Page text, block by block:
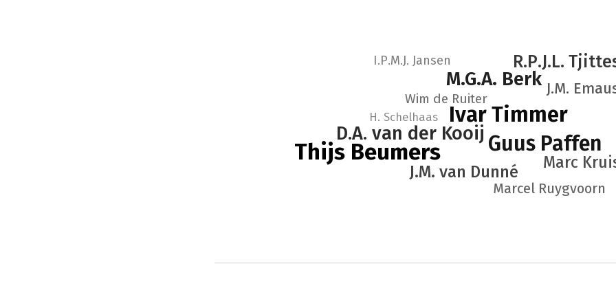
Thijs Beumers
Ivar Timmer
Guus Paffen
M.G.A. Berk
D.A. van der Kooij
R.P.J.L.
J.M. van Dunné Marc
J.M.
Marcel Ruygvoorn
Wim de Ruiter
I.P.M.J. Jansen
H. Schelhaas